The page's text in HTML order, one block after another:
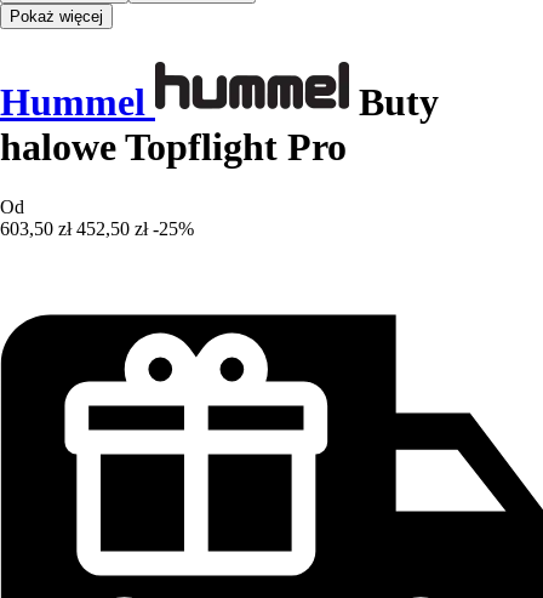
Pokaż więcej
Hummel
Buty
halowe Topflight Pro
Od
603,50 zł 452,50 zł -25%